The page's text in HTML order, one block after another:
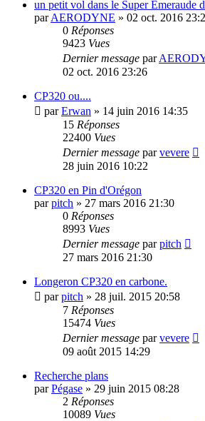
un petit vol dans le Super Emeraude
parAERODYNE » 02 oct. 2016
0 Réponses
9423 Vues
Dernier message par
02 oct. 2016 23:26
CP320 ou....
parErwan » 14 juin 2016 14:35
15 Réponses
22400 Vues
Dernier message parvevere
28 juin 2016 10:22
CP320 en Pin d'Orégon
parpitch » 27 mars 2016 21:30
0 Réponses
8993 Vues
Dernier message parpitch
27 mars 2016 21:30
Longeron CP320 en carbone.
parpitch » 28 juil. 2015 20:58
7 Réponses
15474 Vues
Dernier message parvevere
09 août 2015 14:29
Recherche plans
parPégase » 29 juin 2015 08:28
2 Réponses
10089 Vues